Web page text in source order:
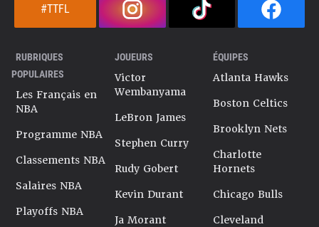
#TTFL
RUBRIQUES
POPULAIRES
Les Français en
NBA
Programme NBA
Classements NBA
Salaires NBA
Playoffs NBA
JOUEURS
Victor
Wembanyama
LeBron James
Stephen Curry
Rudy Gobert
Kevin Durant
Ja Morant
ÉQUIPES
Atlanta Hawks
Boston Celtics
Brooklyn Nets
Charlotte
Hornets
Chicago Bulls
Cleveland